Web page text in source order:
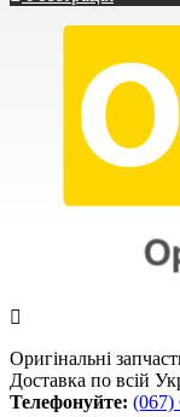
Оригінальні
Доставка по всій
Телефонуйте: (067)